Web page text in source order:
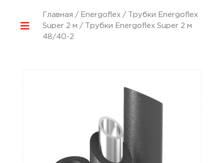
Главная / Energoflex/
Трубки Energoflex
Super 2 м / Трубки Energoflex Super 2 м
48/40-2